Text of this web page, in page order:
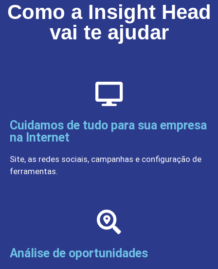
Como a Insight Head
vai te ajudar
Cuidamos de tudo para sua empresa
na Internet
Site, as redes sociais, campanhas e configuração de
ferramentas.
Análise de oportunidades